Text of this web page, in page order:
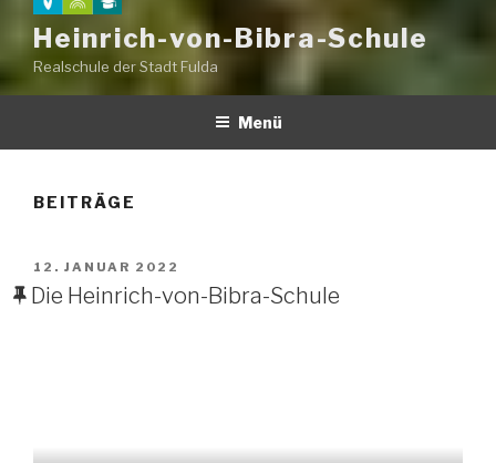
Heinrich-von-Bibra-Schule
Realschule der Stadt Fulda
Menü
BEITRÄGE
VERÖFFENTLICHT
AM
12. JANUAR 2022
Die Heinrich-von-Bibra-Schule